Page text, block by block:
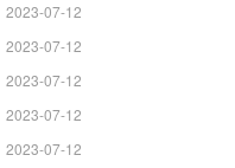
2023-07-12
2023-07-12
2023-07-12
2023-07-12
2023-07-12